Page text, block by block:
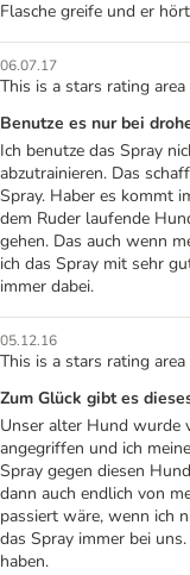
Flasche greife und er
06.07.17
This is a stars rating
Benutze es nur bei
Ich benutze das Spray
abzutrainieren. Das
Spray. Haber es kommt
dem Ruder laufende
gehen. Das auch wenn
ich das Spray mit sehr
immer dabei.
05.12.16
This is a stars rating
Zum Glück gibt es
Unser alter Hund wurde
angegriffen und ich
Spray gegen diesen
dann auch endlich von
passiert wäre, wenn ich
das Spray immer bei
haben.